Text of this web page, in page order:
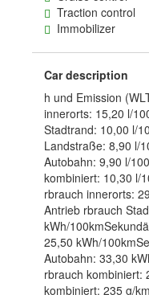
Traction control
Immobilizer
Car description
h und Emission
innerorts: 15,20 l/
Stadtrand: 10,00 l/
Landstraße: 8,90 l/
Autobahn: 9,90 l/
kombiniert: 10,30 l/
rbrauch innerorts:
Antrieb rbrauch
kWh/
25,50 kWh/
Autobahn: 33,30
rbrauch kombiniert:
kombiniert: 235 g/